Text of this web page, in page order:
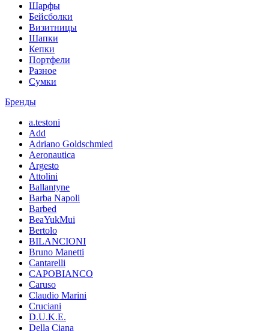
Шарфы
Бейсболки
Визитницы
Шапки
Кепки
Портфели
Разное
Сумки
Бренды
a.testoni
Add
Adriano Goldschmied
Aeronautica
Argesto
Attolini
Ballantyne
Barba Napoli
Barbed
BeaYukMui
Bertolo
BILANCIONI
Bruno Manetti
Cantarelli
CAPOBIANCO
Caruso
Claudio Marini
Cruciani
D.U.K.E.
Della Ciana